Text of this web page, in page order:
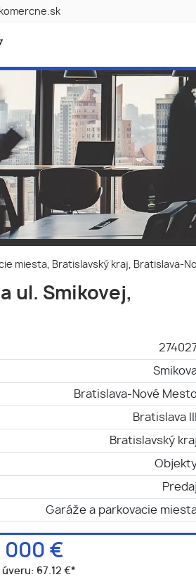
miesta, Bratislavský kraj, Bratislava-
ul. Smikovej,
Bratislava-Nové
Bratislava III
Bratislavský kraj
Predaj
Garáže a parkovacie
000 €
úveru: 67.12 €*